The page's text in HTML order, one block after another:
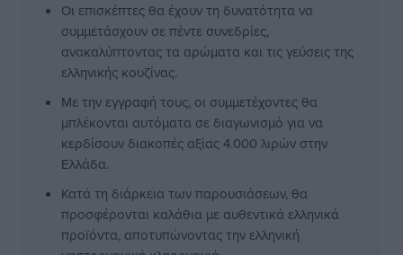
Οι επισκέπτες θα έχουν τη δυνατότητα να
συμμετάσχουν σε πέντε συνεδρίες,
ανακαλύπτοντας τα αρώματα και τις γεύσεις της
ελληνικής κουζίνας.
Με την εγγραφή τους, οι συμμετέχοντες θα
μπλέκονται αυτόματα σε διαγωνισμό για να
κερδίσουν διακοπές αξίας 4.000 λιρών στην
Ελλάδα.
Κατά τη διάρκεια των παρουσιάσεων, θα
προσφέρονται καλάθια με αυθεντικά ελληνικά
προϊόντα, αποτυπώνοντας την ελληνική